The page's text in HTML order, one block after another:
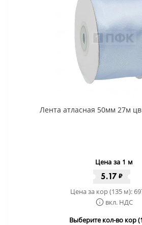
Лента атласная 50мм 27м
Цена за 1 м
5.17 ₽
Цена за кор (135 м):
вкл. НДС
Выберите кол-во кор